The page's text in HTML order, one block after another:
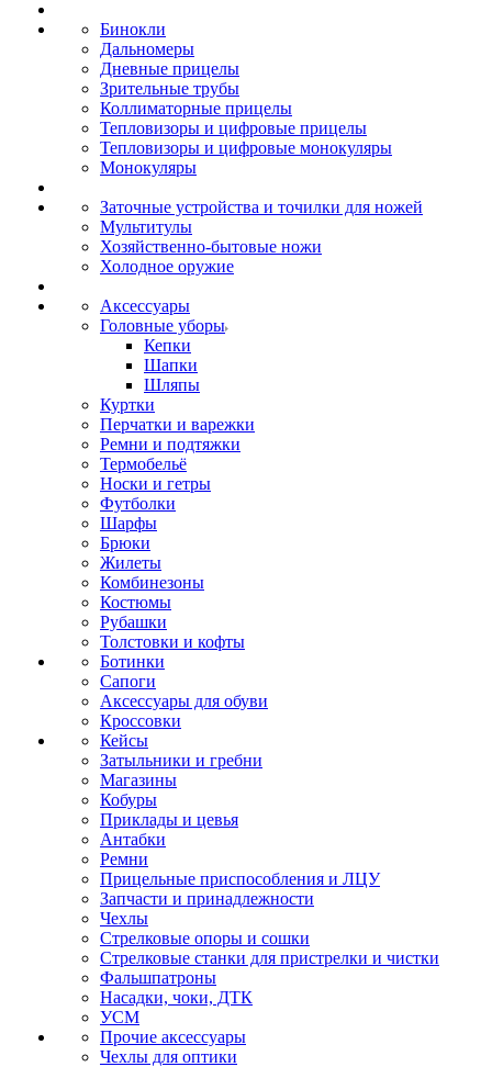
Бинокли
Дальномеры
Дневные прицелы
Зрительные трубы
Коллиматорные прицелы
Тепловизоры и цифровые прицелы
Тепловизоры и цифровые монокуляры
Монокуляры
Заточные устройства и точилки для ножей
Мультитулы
Хозяйственно-бытовые ножи
Холодное оружие
Аксессуары
Головные уборы
Кепки
Шапки
Шляпы
Куртки
Перчатки и варежки
Ремни и подтяжки
Термобельё
Носки и гетры
Футболки
Шарфы
Брюки
Жилеты
Комбинезоны
Костюмы
Рубашки
Толстовки и кофты
Ботинки
Сапоги
Аксессуары для обуви
Кроссовки
Кейсы
Затыльники и гребни
Магазины
Кобуры
Приклады и цевья
Антабки
Ремни
Прицельные приспособления и ЛЦУ
Запчасти и принадлежности
Чехлы
Стрелковые опоры и сошки
Стрелковые станки для пристрелки и чистки
Фальшпатроны
Насадки, чоки, ДТК
УСМ
Прочие аксессуары
Чехлы для оптики